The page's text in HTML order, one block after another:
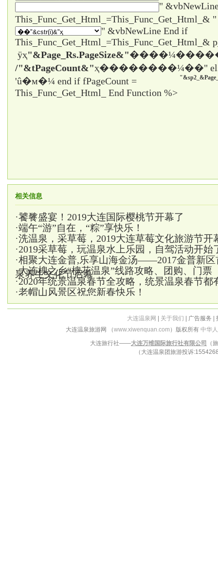
"
" &vbNewLine End if
This_Func_Get_Html_=This_Func_Get_Html_&
ÿҳ"&Page_Rs.PageSize&"
/"&tPageCount&"ҳ��������¼��"
'û�м�¼ end if fPageCount =
This_Func_Get_Html_ End Function %>
相关信息
·饕餮盛宴！2019大连国际樱桃节开幕了
·端午“游”自在，“粽”享快乐！
·洗温泉，采草莓，2019大连草莓文化旅游节开
·2019采草莓，玩温泉水上乐园，自驾活动开始
·相聚大连金普,乐享山海金汤——2017金普新区
泉养生文化节启幕
·大连槐之乡“槐花温泉”线路攻略、团购、门票
·2020年统景温泉春节全攻略，统景温泉春节都
·老帽山风景区祝您新春快乐！
大连温泉网 关于我们 | 广告服务 |
大连温泉旅游网 （www.xiwenquan.com ）版权所有 中华
大连旅行社——大连万维国际旅行社有限公司
（
（大连温泉团旅游投诉